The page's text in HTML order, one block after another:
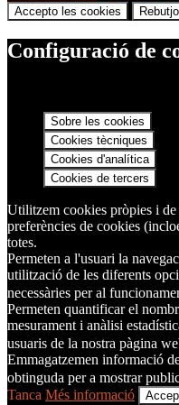
Accepto les cookies
Configuració de
Sobre les cookies
Cookies tècniques
Cookies d'analítica
Cookies de tercers
Utilitzem cookies pròpies i de
preferències de cookies
totes.
Permeten a l'usuari la
utilització de les diferents
necessàries per al
Permeten quantificar el
mesurament i anàlisi
usuaris de la nostra pàgina
Emmagatzemen informació
obtinguda per a mostrar
Tanca Més informació